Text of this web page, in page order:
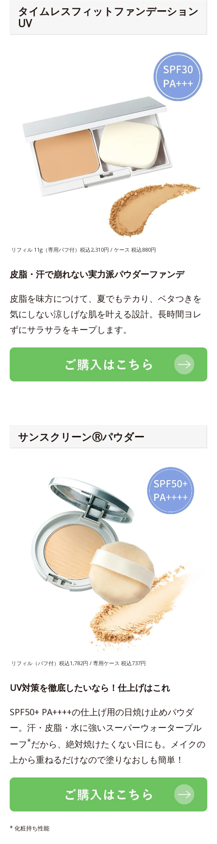
タイムレスフィットファンデーション
UV
リフィル 11g（専用パフ付）税込2,310円 / ケース 税込880円
皮脂・汗で崩れない実力派パウダーファンデ
皮脂を味方につけて、夏でもテカり、ベタつきを
気にしない涼しげな肌を叶える設計。長時間ヨレ
ずにサラサラをキープします。
サンスクリーンⓇパウダー
リフィル（パフ付）税込1,782円 / 専用ケース 税込737円
UV対策を徹底したいなら！仕上げはこれ
SPF50+ PA++++の仕上げ用の日焼け止めパウダ
ー。汗・皮脂・水に強いスーパーウォータープル
ーフ*だから、絶対焼けたくない日にも。メイクの
上から重ねるだけなので塗りなおしも簡単！
* 化粧持ち性能